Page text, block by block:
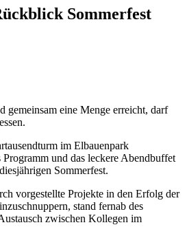
Sommerfest
gemeinsam eine Menge erreicht, darf
im Elbauenpark
und das leckere Abendbuffet
Sommerfest.
vorgestellte Projekte in den Erfolg der
stand fernab des
zwischen Kollegen im